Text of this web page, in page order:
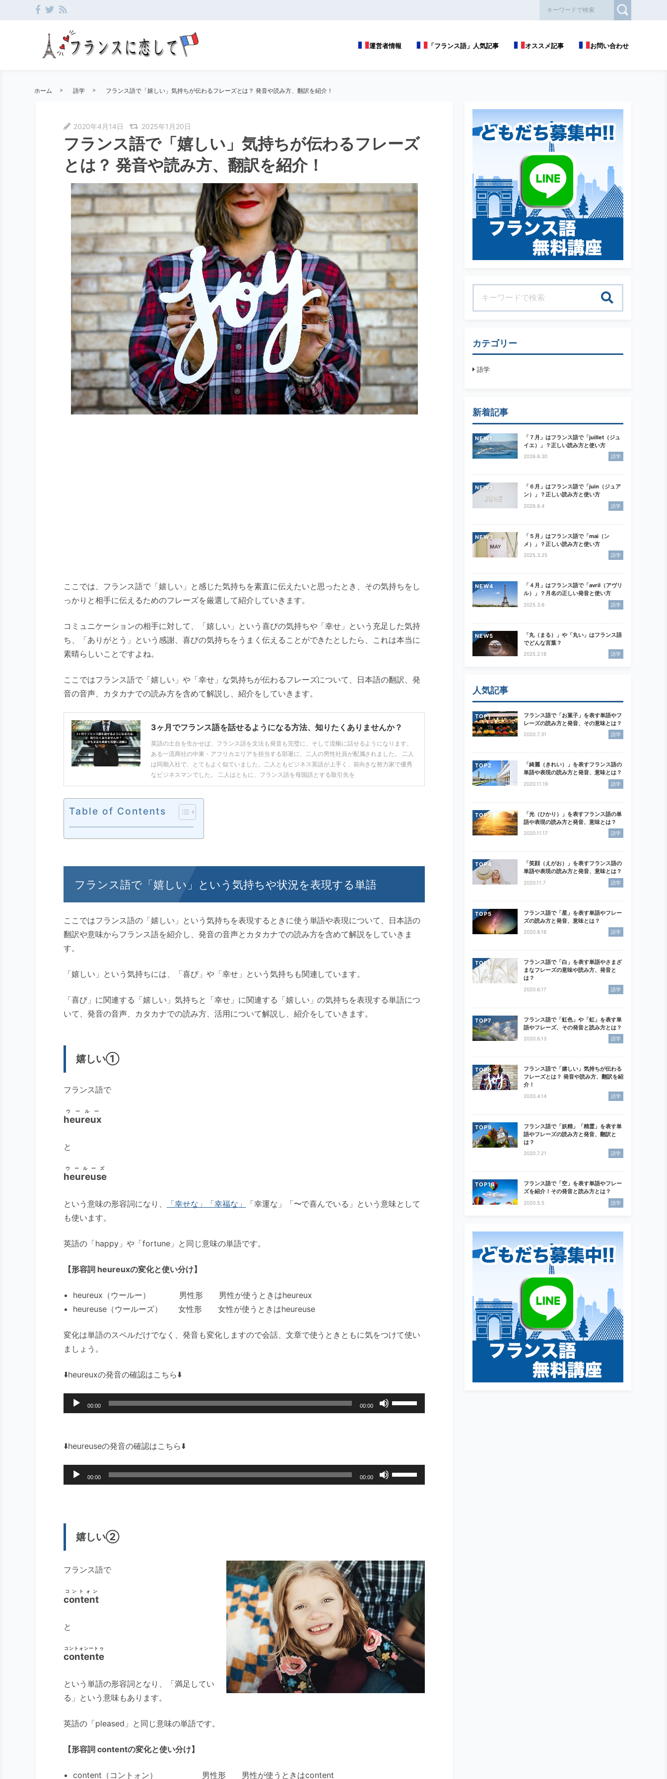
運営者情報 「フランス語」人気記事 オススメ記事 お問い合わせ
ホーム 語学 フランス語で「嬉しい」気持ちが伝わるフレーズとは？ 発音や読み方、翻訳を紹介！
2020年4月14日 2025年1月20日
フランス語で「嬉しい」気持ちが伝わるフレーズ
とは？ 発音や読み方、翻訳を紹介！
ここでは、フランス語で「嬉しい」と感じた気持ちを素直に伝えたいと思ったとき、その気持ちをし
っかりと相手に伝えるためのフレーズを厳選して紹介していきます。
コミュニケーションの相手に対して、「嬉しい」という喜びの気持ちや「幸せ」という充足した気持
ち、「ありがとう」という感謝、喜びの気持ちをうまく伝えることができたとしたら、これは本当に
素晴らしいことですよね。
ここではフランス語で「嬉しい」や「幸せ」な気持ちが伝わるフレーズについて、日本語の翻訳、発
音の音声、カタカナでの読み方を含めて解説し、紹介をしていきます。
3ヶ月でフランス語を話せるようになる方法、知りたくありませんか？
英語の土台を生かせば、フランス語を文法も発音も完璧に、そして流暢に話せるようになります。
ある一流商社の中東・アフリカエリアを担当する部署に、二人の男性社員が配属されました。 二人
は同期入社で、とてもよく似ていました。二人ともビジネス英語が上手く、前向きな努力家で優秀
なビジネスマンでした。 二人はともに、フランス語を母国語とする取引先を
Table of Contents
フランス語で「嬉しい」という気持ちや状況を表現する単語
ここではフランス語の「嬉しい」という気持ちを表現するときに使う単語や表現について、日本語の
翻訳や意味からフランス語を紹介し、発音の音声とカタカナでの読み方を含めて解説をしていきま
す。
「嬉しい」という気持ちには、「喜び」や「幸せ」という気持ちも関連しています。
「喜び」に関連する「嬉しい」気持ちと「幸せ」に関連する「嬉しい」の気持ちを表現する単語につ
いて、発音の音声、カタカナでの読み方、活用について解説し、紹介をしていきます。
嬉しい①
フランス語で
heureux
ウールー
と
heureuse
ウールーズ
という意味の形容詞になり、 「幸せな」「幸福な」
「幸運な」「〜で喜んでいる」という意味として
も使います。
英語の「happy」や「fortune」と同じ意味の単語です。
【形容詞 heureuxの変化と使い分け】
heureux（ウールー） 男性形 男性が使うときはheureux
heureuse（ウールーズ） 女性形 女性が使うときはheureuse
変化は単語のスペルだけでなく、発音も変化しますので会話、文章で使うときともに気をつけて使い
ましょう。
⬇️heureuxの発音の確認はこちら⬇️
声
レ
ー
00:00 00:00
ボ
リ
節
印
キ
ー
を
使
っ
て
く
だ
さ
⬇️heureuseの発音の確認はこちら⬇️
声
00:00 00:00
ボ
リ
に
は
上
下
矢
印
キ
ー
を
使
嬉しい②
フランス語で
content
コントォン
と
contente
コントォンートゥ
という単語の形容詞となり、「満足してい
る」という意味もあります。
英語の「pleased」と同じ意味の単語です。
【形容詞 contentの変化と使い分け】
content（コントォン） 男性形 男性が使うときはcontent
カテゴリー
語学
新着記事
NEW
「７月」はフランス語で「juillet（ジュ
イエ）」？正しい読み方と使い方
2026.6.30 語学
NEW
「６月」はフランス語で「juin（ジュア
ン）」？正しい読み方と使い方
2026.6.4 語学
NEW
「５月」はフランス語で「mai（ン
メ）」？正しい読み方と使い方
2025.3.25 語学
NEW
「４月」はフランス語で「avril（アヴリ
ル）」？月名の正しい発音と使い方
2025.3.6 語学
NEW
「丸（まる）」や「丸い」はフランス語
でどんな言葉？
2025.2.18 語学
人気記事
TOP
フランス語で「お菓子」を表す単語やフ
レーズの読み方と発音、その意味とは？
2020.7.31 語学
TOP
「綺麗（きれい）」を表すフランス語の
単語や表現の読み方と発音、意味とは？
2020.11.19 語学
TOP
「光（ひかり）」を表すフランス語の単
語や表現の読み方と発音、意味とは？
2020.11.17 語学
TOP
「笑顔（えがお）」を表すフランス語の
単語や表現の読み方と発音、意味とは？
2020.11.7 語学
TOP
フランス語で「星」を表す単語やフレー
ズの読み方と発音、意味とは？
2020.8.18 語学
TOP
フランス語で「白」を表す単語やさまざ
まなフレーズの意味や読み方、発音と
は？
2020.6.17 語学
TOP
フランス語で「虹色」や「虹」を表す単
語やフレーズ、その発音と読み方とは？
2020.6.13 語学
TOP
フランス語で「嬉しい」気持ちが伝わる
フレーズとは？ 発音や読み方、翻訳を紹
介！
2020.4.14 語学
TOP
フランス語で「妖精」「精霊」を表す単
語やフレーズの読み方と発音、翻訳と
は？
2020.7.21 語学
TOP
フランス語で「空」を表す単語やフレー
ズを紹介！その発音と読み方とは？
2020.5.5 語学